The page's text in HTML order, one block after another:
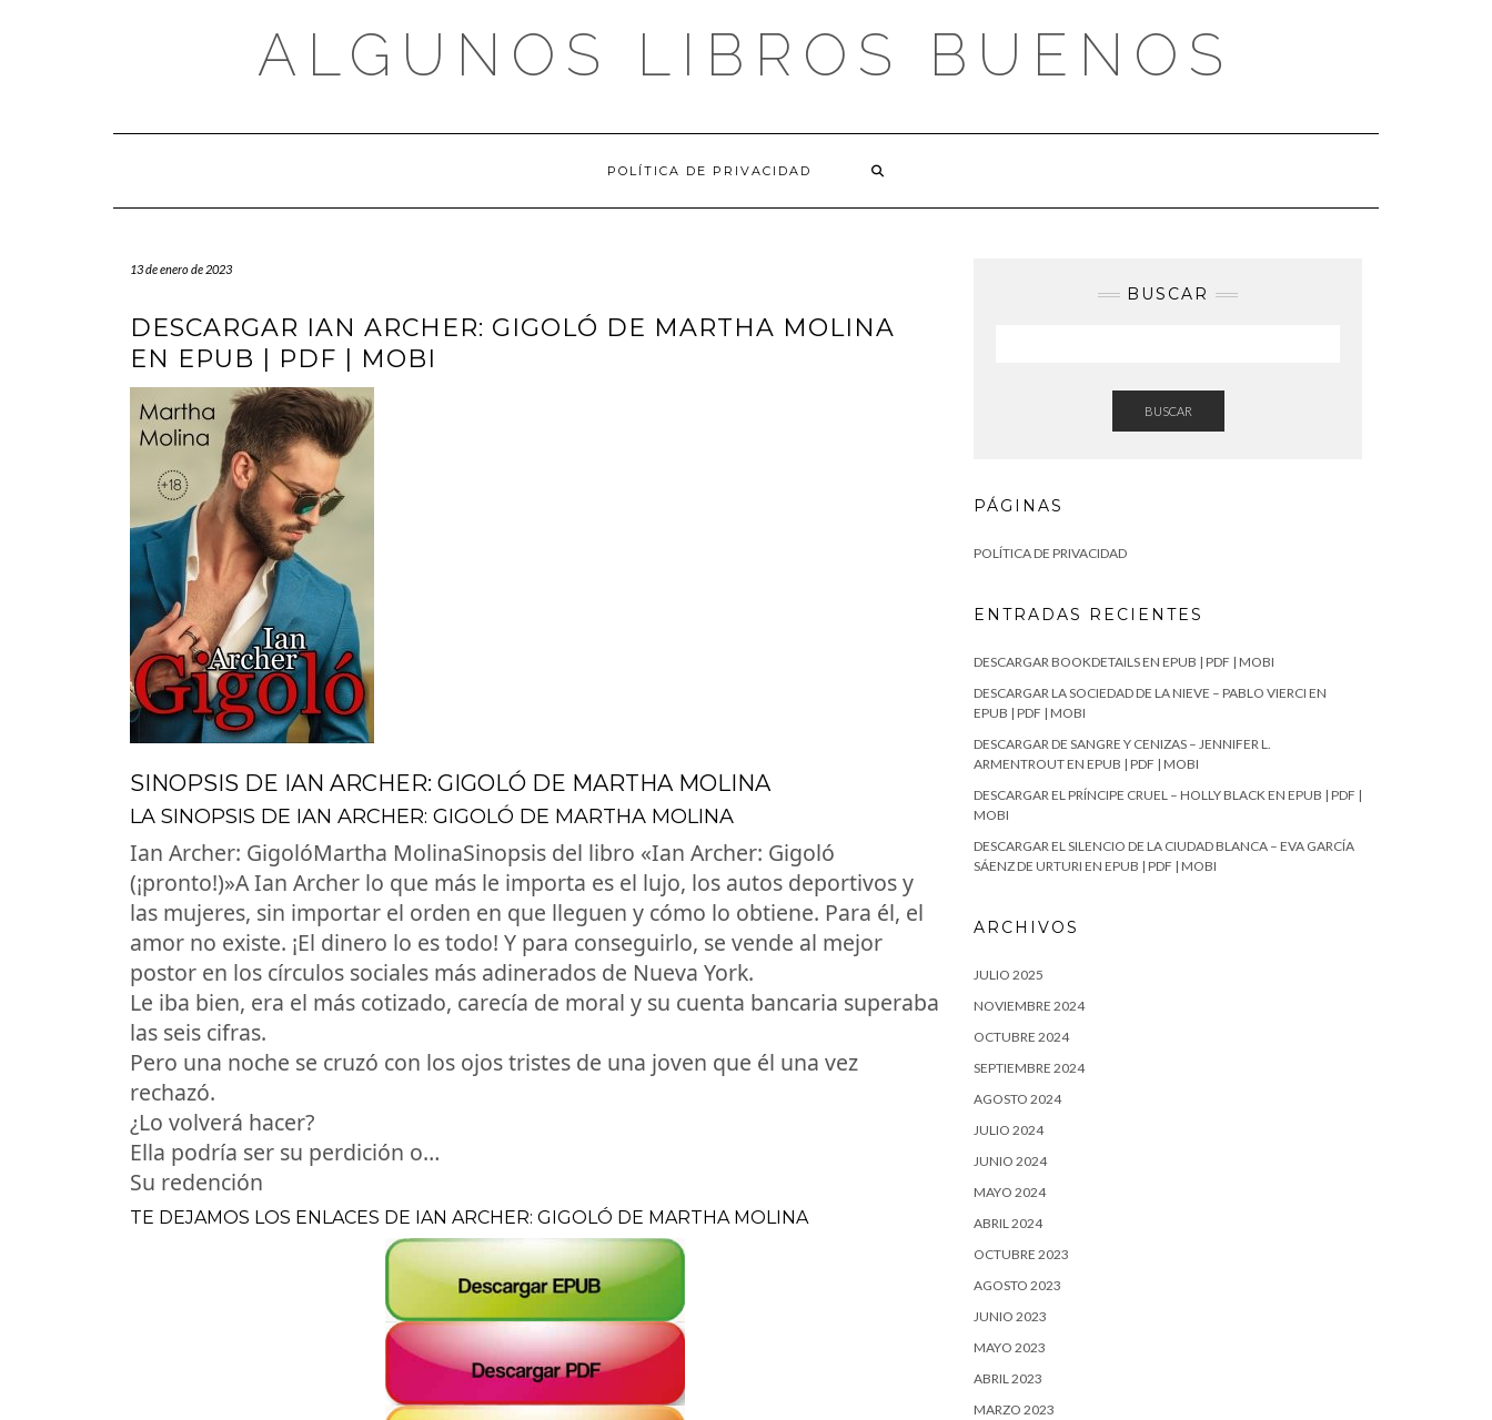
ALGUNOS LIBROS BUENOS
POLÍTICA DE PRIVACIDAD
13 de enero de 2023
DESCARGAR IAN ARCHER: GIGOLÓ DE MARTHA MOLINA
EN EPUB | PDF | MOBI
SINOPSIS DE IAN ARCHER: GIGOLÓ DE MARTHA MOLINA
LA SINOPSIS DE IAN ARCHER: GIGOLÓ DE MARTHA MOLINA
Ian Archer: GigolóMartha MolinaSinopsis del libro «Ian Archer: Gigoló
(¡pronto!)»A Ian Archer lo que más le importa es el lujo, los autos deportivos y
las mujeres, sin importar el orden en que lleguen y cómo lo obtiene. Para él, el
amor no existe. ¡El dinero lo es todo! Y para conseguirlo, se vende al mejor
postor en los círculos sociales más adinerados de Nueva York.
Le iba bien, era el más cotizado, carecía de moral y su cuenta bancaria superaba
las seis cifras.
Pero una noche se cruzó con los ojos tristes de una joven que él una vez
rechazó.
¿Lo volverá hacer?
Ella podría ser su perdición o…
Su redención
TE DEJAMOS LOS ENLACES DE IAN ARCHER: GIGOLÓ DE MARTHA MOLINA
BUSCAR
BUSCAR
PÁGINAS
POLÍTICA DE PRIVACIDAD
ENTRADAS RECIENTES
DESCARGAR BOOKDETAILS EN EPUB | PDF | MOBI
DESCARGAR LA SOCIEDAD DE LA NIEVE – PABLO VIERCI EN
EPUB | PDF | MOBI
DESCARGAR DE SANGRE Y CENIZAS – JENNIFER L.
ARMENTROUT EN EPUB | PDF | MOBI
DESCARGAR EL PRÍNCIPE CRUEL – HOLLY BLACK EN EPUB | PDF |
MOBI
DESCARGAR EL SILENCIO DE LA CIUDAD BLANCA – EVA GARCÍA
SÁENZ DE URTURI EN EPUB | PDF | MOBI
ARCHIVOS
JULIO 2025
NOVIEMBRE 2024
OCTUBRE 2024
SEPTIEMBRE 2024
AGOSTO 2024
JULIO 2024
JUNIO 2024
MAYO 2024
ABRIL 2024
OCTUBRE 2023
AGOSTO 2023
JUNIO 2023
MAYO 2023
ABRIL 2023
MARZO 2023